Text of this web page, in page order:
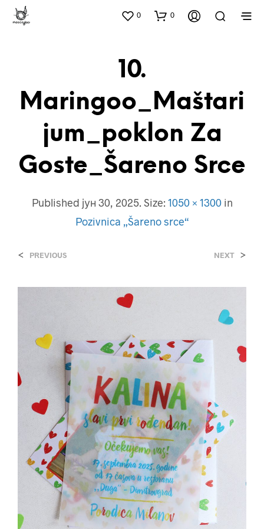
0 0
10.
Maringoo_Maštari
Jum_poklon Za
Goste_Šareno Srce
Published јун 30, 2025. Size: 1050 × 1300in
Pozivnica „Šareno srce“
< PREVIOUS NEXT >